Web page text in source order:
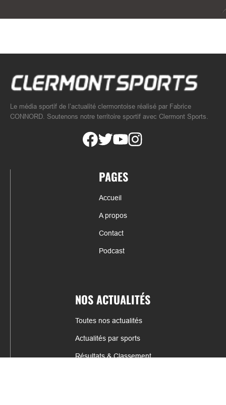
Le média sportif de l’actualité clermontoise réalisé par Fabrice
CONNORD. Soutenons notre territoire sportif avec Clermont Sports.
PAGES
Accueil
A propos
Contact
Podcast
NOS ACTUALITÉS
Toutes nos actualités
Actualités par sports
Résultats & Classement